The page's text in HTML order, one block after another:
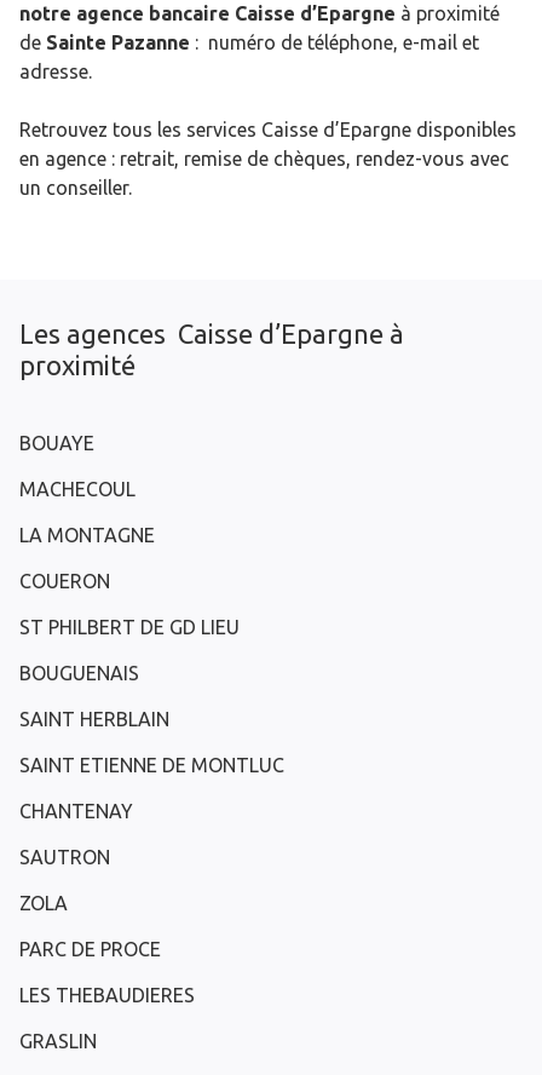
notre agence bancaire Caisse d’Epargne à proximité
de Sainte Pazanne : numéro de téléphone, e-mail et
adresse.
Retrouvez tous les services Caisse d’Epargne disponibles
en agence : retrait, remise de chèques, rendez-vous avec
un conseiller.
Les agences Caisse d’Epargne à
proximité
BOUAYE
MACHECOUL
LA MONTAGNE
COUERON
ST PHILBERT DE GD LIEU
BOUGUENAIS
SAINT HERBLAIN
SAINT ETIENNE DE MONTLUC
CHANTENAY
SAUTRON
ZOLA
PARC DE PROCE
LES THEBAUDIERES
GRASLIN